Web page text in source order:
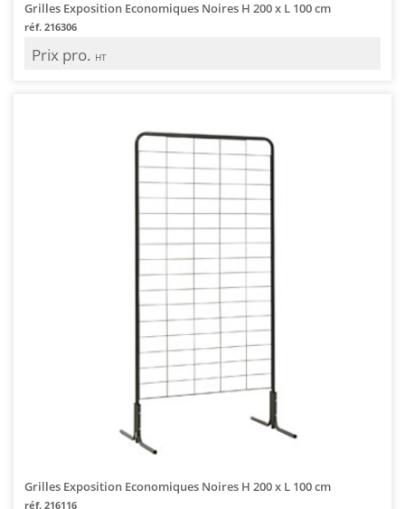
Grilles Exposition Economiques Noires H 200 x L 100 cm
réf. 216306
Prix pro. HT
Grilles Exposition Economiques Noires H 200 x L 100 cm
réf. 216116